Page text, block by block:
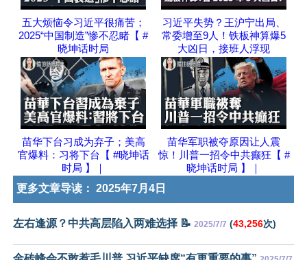
五大烦恼令习近平很痛苦；
2025“中国制造”惨不忍睹【 #
晓坤话时局
习近平失势？王沪宁出局、
常委增至9人！铁板神算爆5
大凶日，接班人浮现
苗华下台习成为弃子；美高
官爆料：习将下台【 #晓坤话
时局 】｜
苗华军职被夺原因让人震
惊！川普一招令中共癫狂【 #
晓坤话时局 】｜
更多文章导读： 2025年7月4日
左右逢源？中共高层陷入两难选择 📝 2025/7/7 (43,256次)